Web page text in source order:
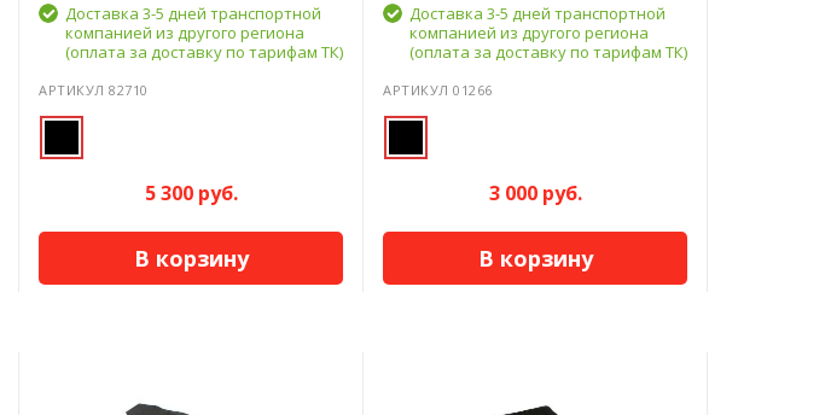
Доставка 3-5 дней транспортной
компанией из другого региона
(оплата за доставку по тарифам ТК)
АРТИКУЛ 82710
5 300 руб.
В корзину
Доставка 3-5 дней транспортной
компанией из другого региона
(оплата за доставку по тарифам ТК)
АРТИКУЛ 01266
3 000 руб.
В корзину